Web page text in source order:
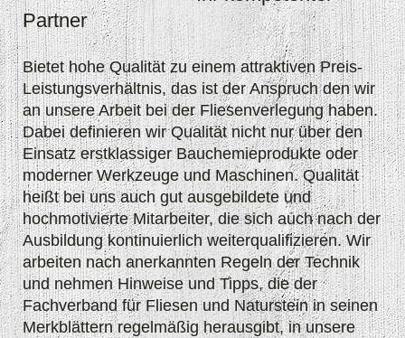
Partner
Bietet hohe Qualität zu einem attraktiven Preis-
Leistungsverhältnis, das ist der Anspruch den wir
an unsere Arbeit bei der Fliesenverlegung haben.
Dabei definieren wir Qualität nicht nur über den
Einsatz erstklassiger Bauchemieprodukte oder
moderner Werkzeuge und Maschinen. Qualität
heißt bei uns auch gut ausgebildete und
hochmotivierte Mitarbeiter, die sich auch nach der
Ausbildung kontinuierlich weiterqualifizieren. Wir
arbeiten nach anerkannten Regeln der Technik
und nehmen Hinweise und Tipps, die der
Fachverband für Fliesen und Naturstein in seinen
Merkblättern regelmäßig herausgibt, in unsere